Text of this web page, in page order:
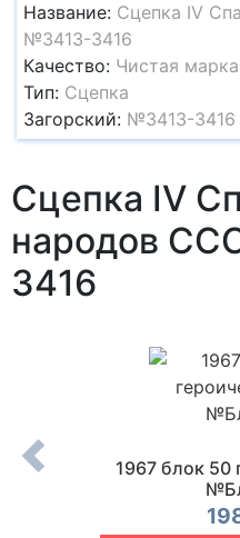
Название: Сцепка IV
№3413-3416
Качество: Чистая
Тип: Сцепка
Загорский: №3413-3416
Сцепка IV
народов
3416
1967 блок 50